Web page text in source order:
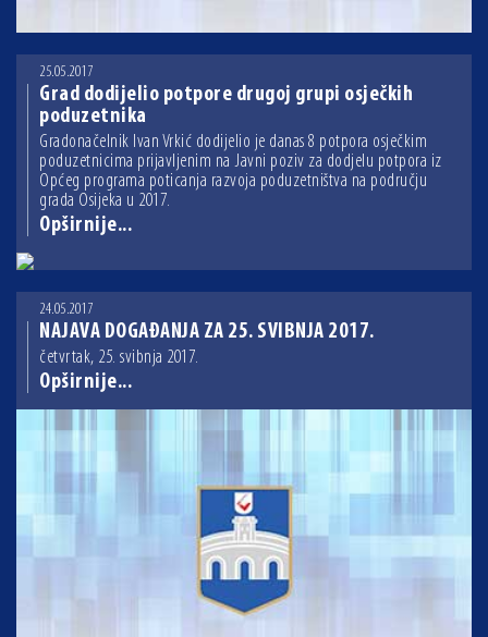
25.05.2017
Grad dodijelio potpore drugoj grupi osječkih
poduzetnika
Gradonačelnik Ivan Vrkić dodijelio je danas 8 potpora osječkim
poduzetnicima prijavljenim na Javni poziv za dodjelu potpora iz
Općeg programa poticanja razvoja poduzetništva na području
grada Osijeka u 2017.
Opširnije...
24.05.2017
NAJAVA DOGAĐANJA ZA 25. SVIBNJA 2017.
četvrtak, 25. svibnja 2017.
Opširnije...